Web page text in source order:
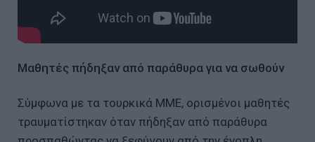
Μαθητές πήδηξαν από παράθυρα για να σωθούν
Σύμφωνα με τα τουρκικά ΜΜΕ, ορισμένοι μαθητές
τραυματίστηκαν όταν πήδηξαν από παράθυρα